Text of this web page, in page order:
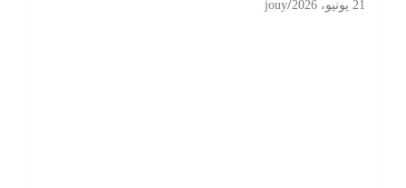
21 يونيو، 2026 jouy